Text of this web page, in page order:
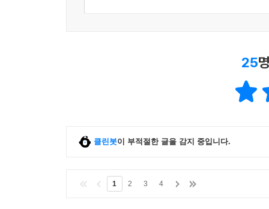
25
클린봇이 부적절한 글을 감지 중입니다.
1 2 3 4